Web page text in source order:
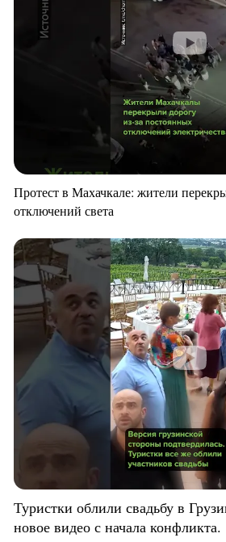
Протест в Махачкале: жители
отключений света
Туристки облили свадьбу в
новое видео с начала конфликта.